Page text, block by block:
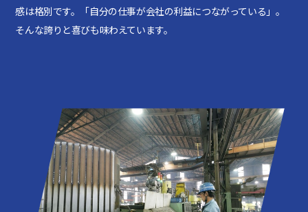
感は格別です。「自分の仕事が会社の利益につながっている」。
そんな誇りと喜びも味わえています。